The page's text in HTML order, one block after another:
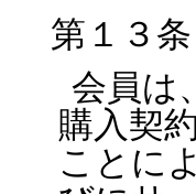
第１３
会員は
購入契
ことに